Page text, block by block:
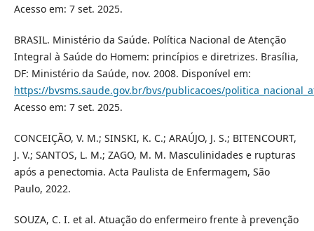
Acesso em: 7 set. 2025.
BRASIL. Ministério da Saúde. Política Nacional de Atenção
Integral à Saúde do Homem: princípios e diretrizes. Brasília,
DF: Ministério da Saúde, nov. 2008. Disponível em:
https://bvsms.saude.gov.br/bvs/publicacoes/
Acesso em: 7 set. 2025.
CONCEIÇÃO, V. M.; SINSKI, K. C.; ARAÚJO, J. S.; BITENCOURT,
J. V.; SANTOS, L. M.; ZAGO, M. M. Masculinidades e rupturas
após a penectomia. Acta Paulista de Enfermagem, São
Paulo, 2022.
SOUZA, C. I. et al. Atuação do enfermeiro frente à prevenção